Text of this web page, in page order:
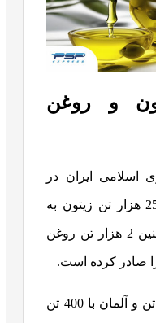
و روغن
اسلامی ایران در
سال 1400 خورشیدی، ایران 25 هزار تن زیتون به
ارزش 15 میلیون دلار و همچنین 2 هزار تن روغن
اسپانیا با 800 تن، ایتالیا با 600 تن و آلمان با 400 تن